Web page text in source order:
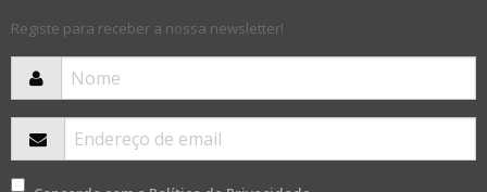
Registe para receber a nossa newsletter!